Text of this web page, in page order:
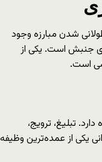
شدن مبارزه وجود
جنبش است. یکی از
است.
تبلیغ، ترویج،
یکی از عمده‌ترین وظیفه